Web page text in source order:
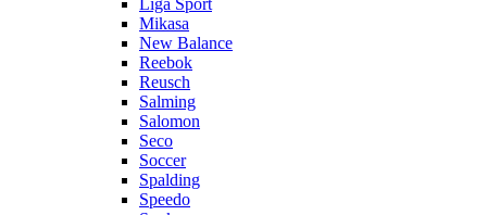
Liga Sport
Mikasa
New Balance
Reebok
Reusch
Salming
Salomon
Seco
Soccer
Spalding
Speedo